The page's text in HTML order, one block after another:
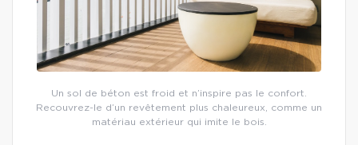
Un sol de béton est froid et n’inspire pas le confort.
Recouvrez-le d’un revêtement plus chaleureux, comme un
matériau extérieur qui imite le bois.